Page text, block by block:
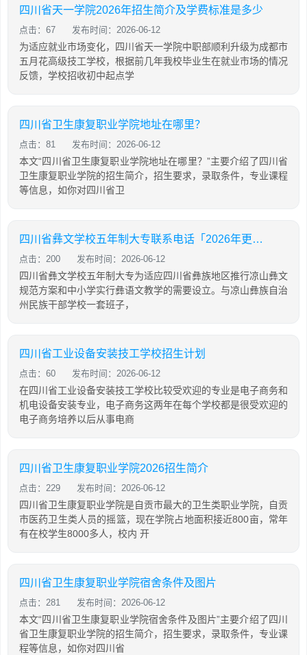
四川省天一学院2026年招生简介及学费标准是多少
点击：67 发布时间：2026-06-12
为适应就业市场变化，四川省天一学院中职部顺利升级为成都市
五月花高级技工学校，根据前几年我校毕业生在就业市场的情况
反馈，学校招收初中起点学
四川省卫生康复职业学院地址在哪里？
点击：81 发布时间：2026-06-12
本文“四川省卫生康复职业学院地址在哪里？”主要介绍了四川省
卫生康复职业学院的招生简介，招生要求，录取条件，专业课程
等信息，如你对四川省卫
四川省彝文学校五年制大专联系电话「2026年更新」
点击：200 发布时间：2026-06-12
四川省彝文学校五年制大专为适应四川省彝族地区推行凉山彝文
规范方案和中小学实行彝语文教学的需要设立。与凉山彝族自治
州民族干部学校一套班子，
四川省工业设备安装技工学校招生计划
点击：60 发布时间：2026-06-12
在四川省工业设备安装技工学校比较受欢迎的专业是电子商务和
机电设备安装专业，电子商务这两年在每个学校都是很受欢迎的
电子商务培养以后从事电商
四川省卫生康复职业学院2026招生简介
点击：229 发布时间：2026-06-12
四川省卫生康复职业学院是自贡市最大的卫生类职业学院，自贡
市医药卫生类人员的摇篮，现在学院占地面积接近800亩，常年
有在校学生8000多人，校内 开
四川省卫生康复职业学院宿舍条件及图片
点击：281 发布时间：2026-06-12
本文“四川省卫生康复职业学院宿舍条件及图片”主要介绍了四川
省卫生康复职业学院的招生简介，招生要求，录取条件，专业课
程等信息，如你对四川省